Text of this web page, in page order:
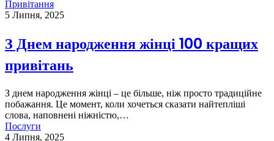
Привітання
5 Липня, 2025
З Днем народження жінці 100 кращих
привітань
З днем народження жінці – це більше, ніж просто традиційне
побажання. Це момент, коли хочеться сказати найтепліші
слова, наповнені ніжністю,…
Послуги
4 Липня, 2025